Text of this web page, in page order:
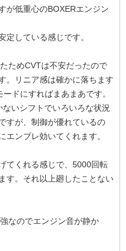
が低重心のBOXERエンジン
定している感じです。
ためCVTは不安だったので
。リニア感は確かに落ちます
ドにすればまあまあです。
いシフトでいろいろな状況
すが、制御が優れているの
エンブレ効いてくれます。
てくれる感じで、5000回転
す。それ以上廻したことない
なのでエンジン音が静か